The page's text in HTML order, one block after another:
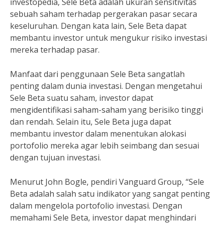
sebuah saham terhadap pergerakan pasar secara
keseluruhan. Dengan kata lain, Sele Beta dapat
membantu investor untuk mengukur risiko investasi
mereka terhadap pasar.
Manfaat dari penggunaan Sele Beta sangatlah
penting dalam dunia investasi. Dengan mengetahui
Sele Beta suatu saham, investor dapat
mengidentifikasi saham-saham yang berisiko tinggi
dan rendah. Selain itu, Sele Beta juga dapat
membantu investor dalam menentukan alokasi
portofolio mereka agar lebih seimbang dan sesuai
dengan tujuan investasi.
Menurut John Bogle, pendiri Vanguard Group, “Sele
Beta adalah salah satu indikator yang sangat penting
dalam mengelola portofolio investasi. Dengan
memahami Sele Beta, investor dapat menghindari